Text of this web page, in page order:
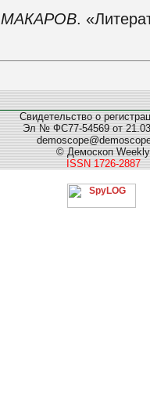
МАКАРОВ.
Свидетельство о
Эл № ФС77-54569 от
© Демоскоп Weekly
ISSN 1726-2887